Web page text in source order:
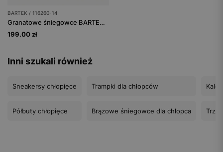
BARTEK / 116260-14
Granatowe śniegowce BARTEK 116260-14
199.00 zł
Inni szukali również
Sneakersy chłopięce
Półbuty chłopięce
Trampki dla chłopców
Brązowe śniegowce dla chłopca